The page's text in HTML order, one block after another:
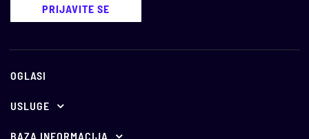
PRIJAVITE SE
OGLASI
USLUGE
Ponuda za oglašavanje
BAZA INFORMACIJA